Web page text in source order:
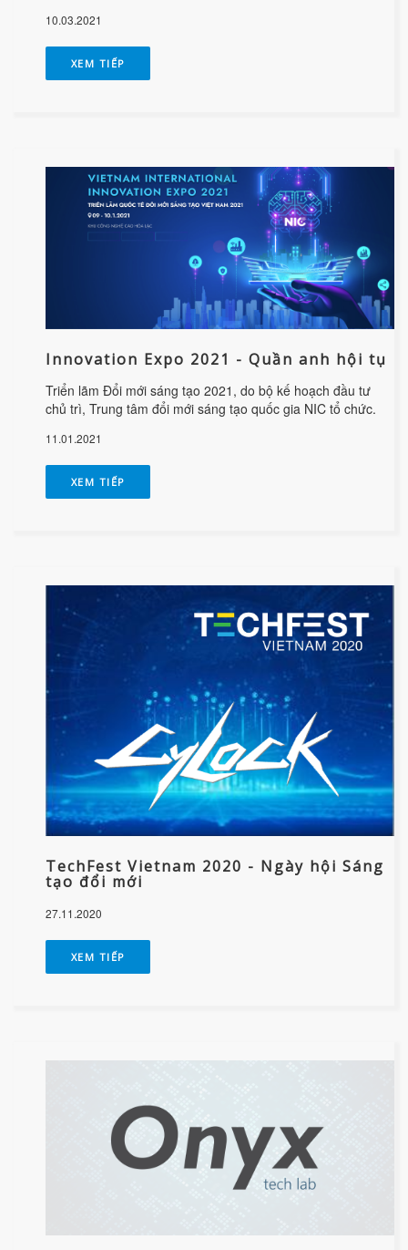
10.03.2021
XEM TIẾP
Innovation Expo 2021 - Quần anh hội tụ
Triển lãm Đổi mới sáng tạo 2021, do bộ kế hoạch đầu tư
chủ trì, Trung tâm đổi mới sáng tạo quốc gia NIC tổ chức.
11.01.2021
XEM TIẾP
TechFest Vietnam 2020 - Ngày hội Sáng
tạo đổi mới
27.11.2020
XEM TIẾP